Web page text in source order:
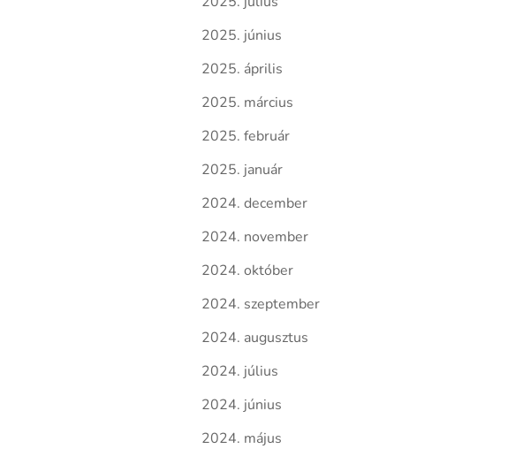
2025. június
2025. április
2025. március
2025. február
2025. január
2024. december
2024. november
2024. október
2024. szeptember
2024. augusztus
2024. július
2024. június
2024. május